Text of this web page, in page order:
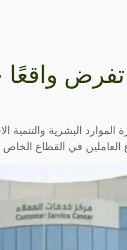
تفرض
البشرية والتنمية
في القطاع